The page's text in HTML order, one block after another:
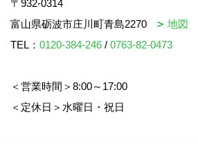
〒932-0314
富山県砺波市庄川町青島2270
地図
TEL： 0120-384-246 / 0763-82-0473
＜営業時間＞8:00～17:00
＜定休日＞水曜日・祝日